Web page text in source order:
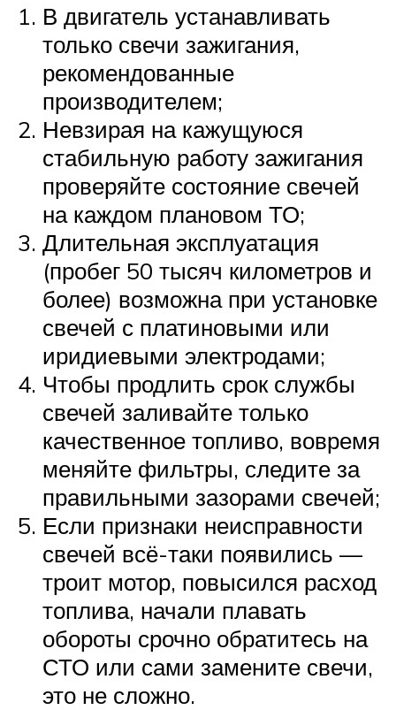
В двигатель устанавливать
только свечи зажигания,
рекомендованные
производителем;
Невзирая на кажущуюся
стабильную работу зажигания
проверяйте состояние свечей
на каждом плановом ТО;
Длительная эксплуатация
(пробег 50 тысяч километров и
более) возможна при установке
свечей с платиновыми или
иридиевыми электродами;
Чтобы продлить срок службы
свечей заливайте только
качественное топливо, вовремя
меняйте фильтры, следите за
правильными зазорами свечей;
Если признаки неисправности
свечей всё-таки появились —
троит мотор, повысился расход
топлива, начали плавать
обороты срочно обратитесь на
СТО или сами замените свечи,
это не сложно.